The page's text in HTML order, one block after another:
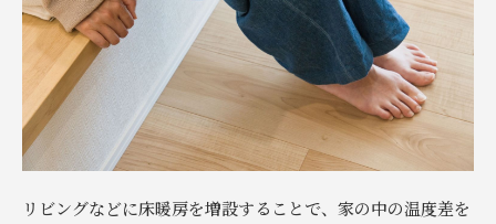
リビングなどに床暖房を増設することで、家の中の温度差を